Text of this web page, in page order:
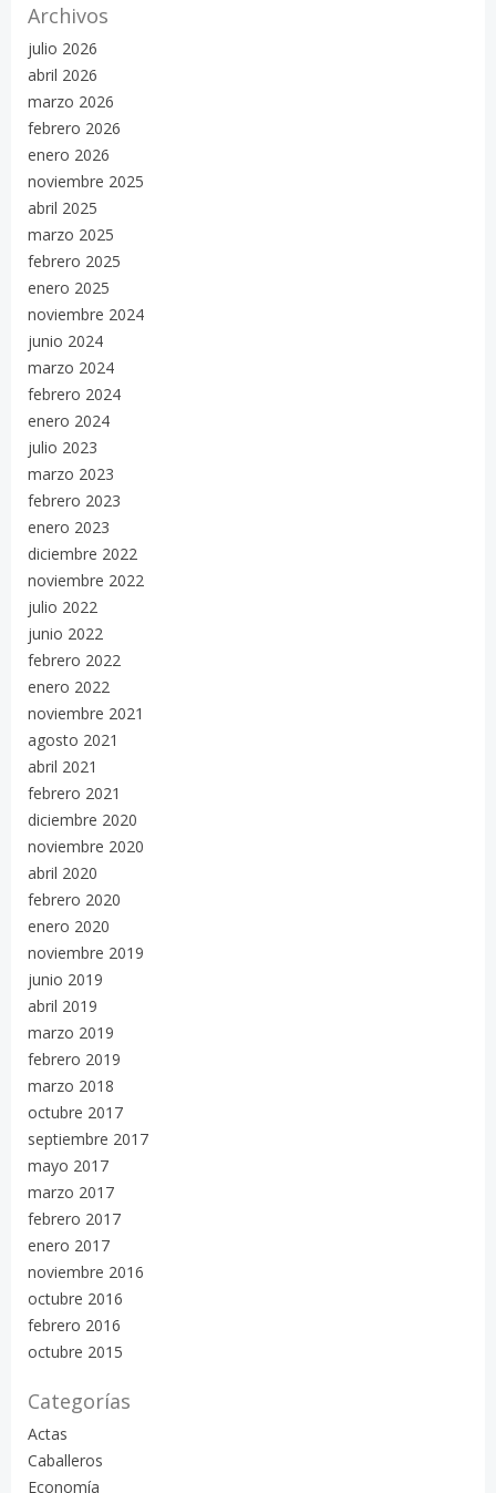
Archivos
julio 2026
abril 2026
marzo 2026
febrero 2026
enero 2026
noviembre 2025
abril 2025
marzo 2025
febrero 2025
enero 2025
noviembre 2024
junio 2024
marzo 2024
febrero 2024
enero 2024
julio 2023
marzo 2023
febrero 2023
enero 2023
diciembre 2022
noviembre 2022
julio 2022
junio 2022
febrero 2022
enero 2022
noviembre 2021
agosto 2021
abril 2021
febrero 2021
diciembre 2020
noviembre 2020
abril 2020
febrero 2020
enero 2020
noviembre 2019
junio 2019
abril 2019
marzo 2019
febrero 2019
marzo 2018
octubre 2017
septiembre 2017
mayo 2017
marzo 2017
febrero 2017
enero 2017
noviembre 2016
octubre 2016
febrero 2016
octubre 2015
Categorías
Actas
Caballeros
Economía